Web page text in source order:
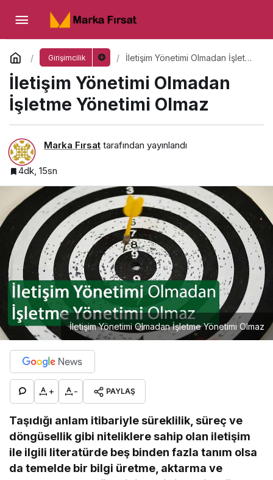
Girişimcilik
İletişim Yönetimi Olmadan İşletme
İletişim Yönetimi Olmadan
İşletme Yönetimi Olmaz
Marka Fırsat tarafından yayınlandı
4dk, 15sn
İletişim Yönetimi Olmadan İşletme Yönetimi Olmaz
+ - PAYLAŞ
Taşıdığı anlam itibariyle süreklilik, süreç ve
döngüsellik gibi niteliklere sahip olan iletişim
ile ilgili literatürde beş binden fazla tanım olsa
da temelde bir bilgi üretme, aktarma ve
İletişim Yönetimi Olmadan İşletme Yönetimi
Olmaz
Yorum Yap